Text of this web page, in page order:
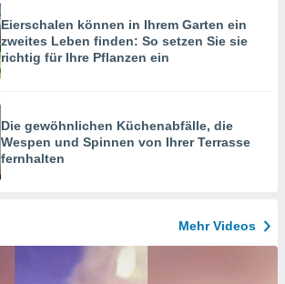
Eierschalen können in Ihrem Garten ein
zweites Leben finden: So setzen Sie sie
richtig für Ihre Pflanzen ein
Die gewöhnlichen Küchenabfälle, die
Wespen und Spinnen von Ihrer Terrasse
fernhalten
Mehr Videos